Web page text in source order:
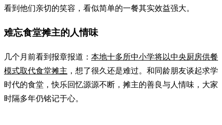
看到他们亲切的笑容，看似简单的一餐其实效益强大。
难忘食堂摊主的人情味
几个月前看到报章报道： 本地十多所中小学将以中央厨房供餐
模式取代食堂摊主 ，想了很久还是难过。和同龄朋友谈起求学
时代的食堂，快乐回忆源源不断，摊主的善良与人情味，大家
时隔多年仍铭记于心。